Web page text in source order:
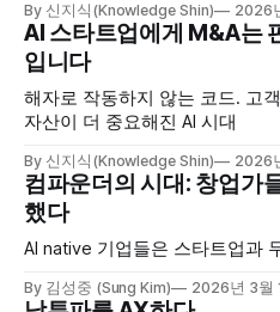
By 신지식(Knowledge Shin) 2026
AI 스타트업에게 M&A는
입니다
해자로 작동하지 않는 코드. 고
자산이 더 중요해진 AI 시대
By 신지식(Knowledge Shin) 2026
컴파운더의 시대: 창업가
했다
AI native 기업들은 스타트업과
By 김성중 (Sung Kim) 2026년 3월